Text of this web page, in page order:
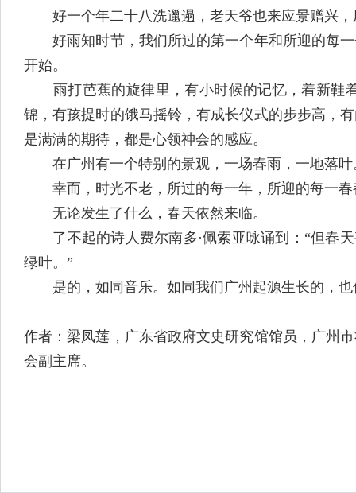
好一个年二十八洗邋遢，老天爷也来应景赠兴，
好雨知时节，我们所过的第一个年和所迎的每一
开始。
雨打芭蕉的旋律里，有小时候的记忆，着新鞋
锦，有孩提时的饿马摇铃，有成长仪式的步步高，
是满满的期待，都是心领神会的感应。
在广州有一个特别的景观，一场春雨，一地落叶
幸而，时光不老，所过的每一年，所迎的每一春
无论发生了什么，春天依然来临。
了不起的诗人费尔南多·佩索亚咏诵到：“但春天
绿叶。”
是的，如同音乐。如同我们广州起源生长的，也
作者：梁凤莲，广东省政府文史研究馆馆员，广州
会副主席。